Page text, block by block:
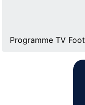
Programme TV Foot